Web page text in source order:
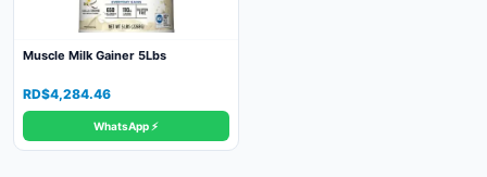
Muscle Milk Gainer 5Lbs
RD$4,284.46
WhatsApp ⚡